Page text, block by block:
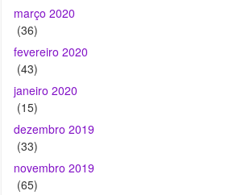
março 2020
(36)
fevereiro 2020
(43)
janeiro 2020
(15)
dezembro 2019
(33)
novembro 2019
(65)